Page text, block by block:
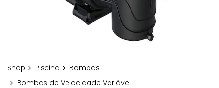
Shop Piscina
Bombas
Bombas de Velocidade Variável